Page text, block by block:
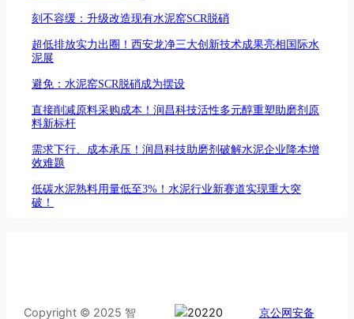
刻不容缓：升级改造现有水泥窑SCR脱硝
超低排放实力出圈！西安龙净三大创新技术成果亮相国际水
泥展
避免：水泥窑SCR脱硝成为摆设
直接削减原料采购成本！润昌科技活性多元醇重塑助磨剂原
料新标杆
需求下行、成本承压！润昌科技助磨剂破解水泥企业降本增
效难题
低碳水泥熟料用量低至3%！水泥行业新赛道实现重大突
破！
Copyright © 2025 智 京公网安备